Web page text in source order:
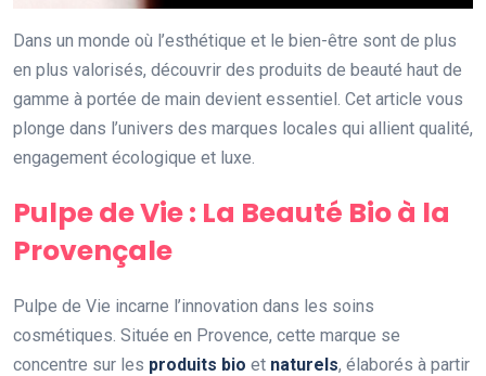
Dans un monde où l’esthétique et le bien-être sont de plus
en plus valorisés, découvrir des produits de beauté haut de
gamme à portée de main devient essentiel. Cet article vous
plonge dans l’univers des marques locales qui allient qualité,
engagement écologique et luxe.
Pulpe de Vie : La Beauté Bio à la
Provençale
Pulpe de Vie incarne l’innovation dans les soins
cosmétiques. Située en Provence, cette marque se
concentre sur les produits bio et naturels, élaborés à partir